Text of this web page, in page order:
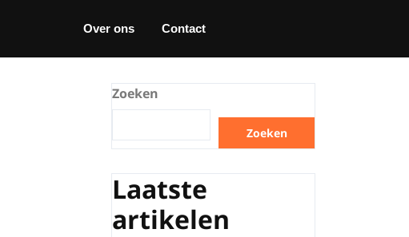
Over ons Contact
Zoeken
Zoeken
Laatste
artikelen